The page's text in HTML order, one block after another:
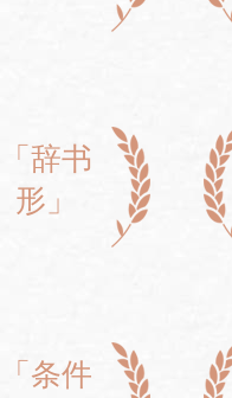
「辞书
形」
「条件